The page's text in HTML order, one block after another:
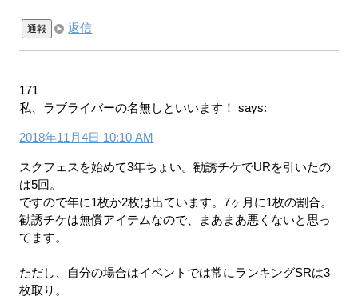
通報 返信
171
私、ラブライバーの名無しといいます！
says:
2018年11月4日 10:10 AM
スクフェスを始めて3年ちょい。勧誘チケでURを引いたの
は5回。
ですので年に1枚か2枚は出ています。7ヶ月に1枚の割合。
勧誘チケは無償アイテムなので、まあまあ悪くないと思っ
てます。
ただし、自分の場合はイベントでは常にランキングSRは3
枚取り。